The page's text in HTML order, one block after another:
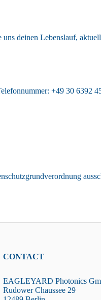
deinen Lebenslauf,
+49 30 6392
CONTACT
EAGLEYARD Photonics
Rudower Chaussee 29